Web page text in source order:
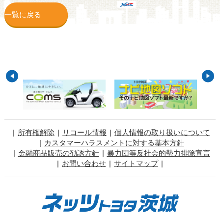
一覧に戻る
所有権解除 リコール情報
個人情報の取り扱いについて
カスタマーハラスメントに対する基本方針
金融商品販売の勧誘方針
暴力団等反社会的勢力排除宣言
お問い合わせ
サイトマップ